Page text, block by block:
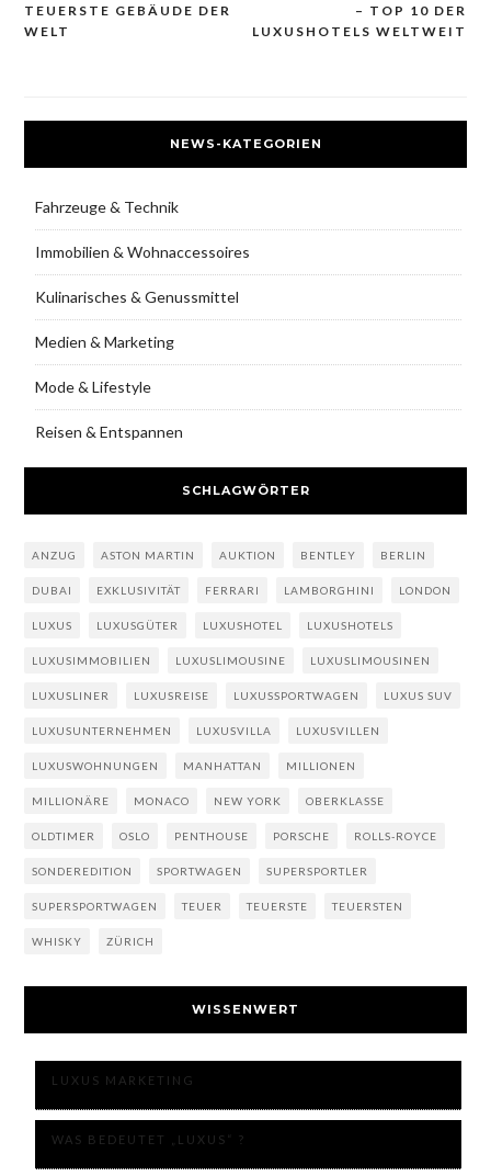
TEUERSTE GEBÄUDE DER
WELT
– TOP 10 DER
LUXUSHOTELS WELTWEIT
NEWS-KATEGORIEN
Fahrzeuge & Technik
Immobilien & Wohnaccessoires
Kulinarisches & Genussmittel
Medien & Marketing
Mode & Lifestyle
Reisen & Entspannen
SCHLAGWÖRTER
ANZUG ASTON MARTIN AUKTION BENTLEY BERLIN
DUBAI EXKLUSIVITÄT FERRARI LAMBORGHINI LONDON
LUXUS LUXUSGÜTER LUXUSHOTEL LUXUSHOTELS
LUXUSIMMOBILIEN LUXUSLIMOUSINE LUXUSLIMOUSINEN
LUXUSLINER LUXUSREISE LUXUSSPORTWAGEN LUXUS SUV
LUXUSUNTERNEHMEN LUXUSVILLA LUXUSVILLEN
LUXUSWOHNUNGEN MANHATTAN MILLIONEN
MILLIONÄRE MONACO NEW YORK OBERKLASSE
OLDTIMER OSLO PENTHOUSE PORSCHE ROLLS-ROYCE
SONDEREDITION SPORTWAGEN SUPERSPORTLER
SUPERSPORTWAGEN TEUER TEUERSTE TEUERSTEN
WHISKY ZÜRICH
WISSENWERT
LUXUS MARKETING
WAS BEDEUTET „LUXUS“ ?